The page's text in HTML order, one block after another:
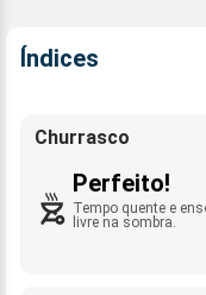
Índices
Churrasco
Perfeito!
Tempo quente e
livre na sombra.